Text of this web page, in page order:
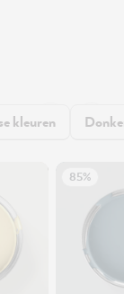
kleuren
85%